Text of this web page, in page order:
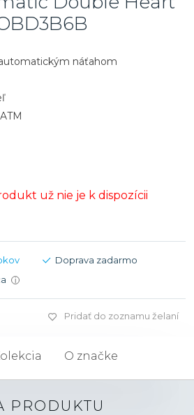
náťahom
už nie je k dispozícii
Doprava zadarmo
i
Pridať do zoznamu želaní
O značke
PRODUKTU